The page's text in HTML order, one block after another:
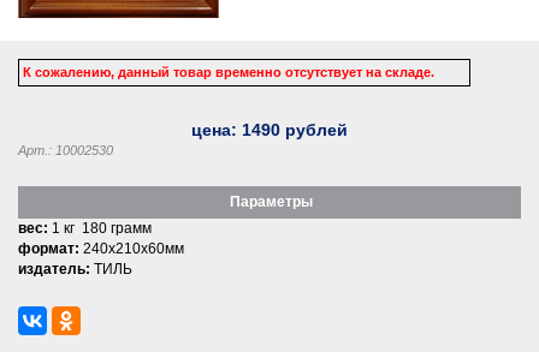
К сожалению, данный товар временно отсутствует на складе.
цена: 1490 рублей
Арт.: 10002530
Параметры
вес: 1 кг 180 грамм
формат: 240x210x60мм
издатель: ТИЛЬ